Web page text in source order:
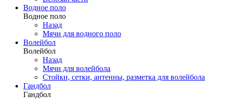
Водное поло
Водное поло
Назад
Мячи для водного поло
Волейбол
Волейбол
Назад
Мячи для волейбола
Стойки, сетки, антенны, разметка для волейбола
Гандбол
Гандбол